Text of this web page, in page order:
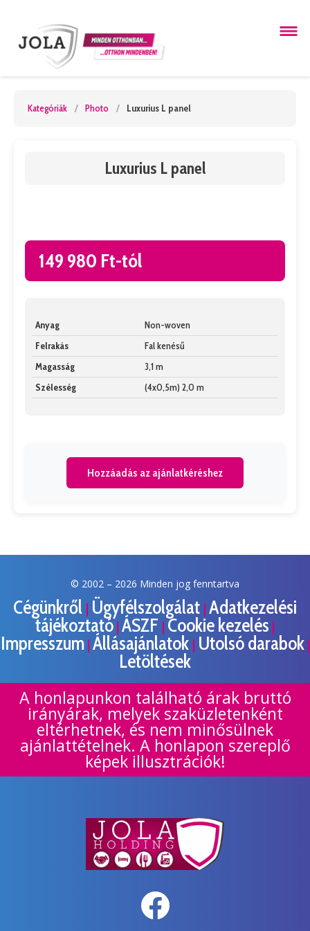
Kategóriák / Photo / Luxurius L panel
Luxurius L panel
149 980 Ft-tól
Anyag
Non-woven
Felrakás
Fal kenésű
Magasság
3,1 m
Szélesség
(4x0,5m) 2,0 m
Hozzáadás az ajánlatkéréshez
© 2002 – 2026 Minden jog fenntartva
Cégünkről | Ügyfélszolgálat | Adatkezelési
tájékoztató | ÁSZF | Cookie kezelés |
Impresszum| Állásajánlatok | Utolsó darabok|
Letöltések
A honlapunkon található árak bruttó
irányárak, melyek szaküzletenként
eltérhetnek, és nem minősülnek
ajánlattételnek. A honlapon szereplő
képek illusztrációk!
